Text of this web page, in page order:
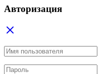
Авторизация